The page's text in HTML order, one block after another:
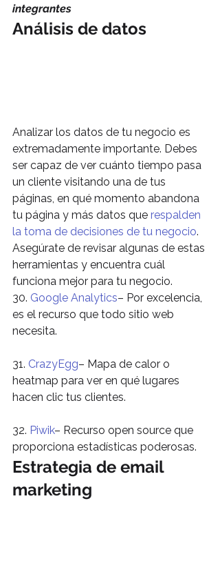
integrantes
Análisis de datos
Analizar los datos de tu negocio es
extremadamente importante. Debes
ser capaz de ver cuánto tiempo pasa
un cliente visitando una de tus
páginas, en qué momento abandona
tu página y más datos que respalden
la toma de decisiones de tu negocio.
Asegúrate de revisar algunas de estas
herramientas y encuentra cuál
funciona mejor para tu negocio.
30. Google Analytics– Por excelencia,
es el recurso que todo sitio web
necesita.
31. CrazyEgg– Mapa de calor o
heatmap para ver en qué lugares
hacen clic tus clientes.
32. Piwik– Recurso open source que
proporciona estadísticas poderosas.
Estrategia de email
marketing